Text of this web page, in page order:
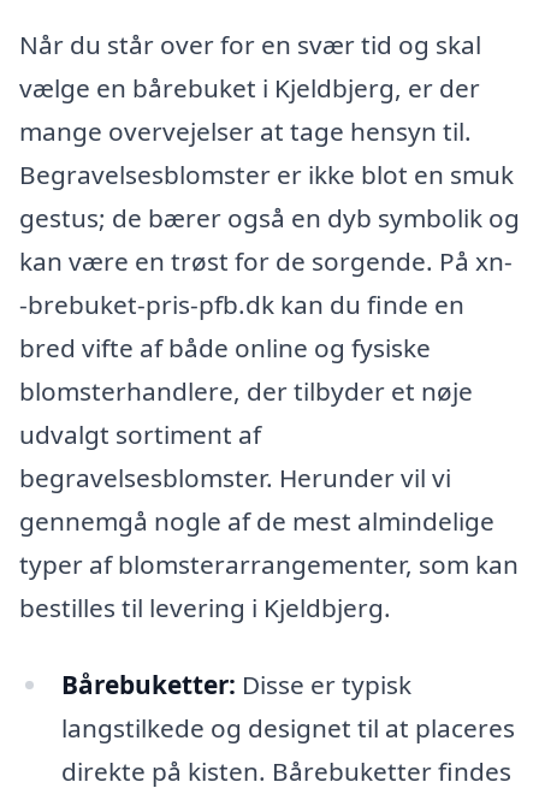
Når du står over for en svær tid og skal
vælge en bårebuket i Kjeldbjerg, er der
mange overvejelser at tage hensyn til.
Begravelsesblomster er ikke blot en smuk
gestus; de bærer også en dyb symbolik og
kan være en trøst for de sorgende. På xn-
-brebuket-pris-pfb.dk kan du finde en
bred vifte af både online og fysiske
blomsterhandlere, der tilbyder et nøje
udvalgt sortiment af
begravelsesblomster. Herunder vil vi
gennemgå nogle af de mest almindelige
typer af blomsterarrangementer, som kan
bestilles til levering i Kjeldbjerg.
Bårebuketter: Disse er typisk
langstilkede og designet til at placeres
direkte på kisten. Bårebuketter findes